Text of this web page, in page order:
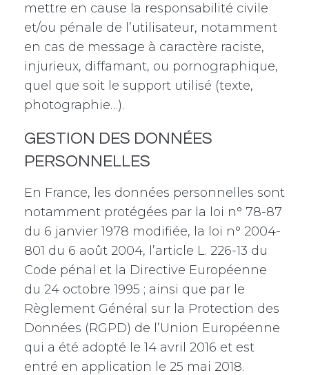
mettre en cause la responsabilité civile
et/ou pénale de l’utilisateur, notamment
en cas de message à caractère raciste,
injurieux, diffamant, ou pornographique,
quel que soit le support utilisé (texte,
photographie…).
GESTION DES DONNÉES
PERSONNELLES
En France, les données personnelles sont
notamment protégées par la loi n° 78-87
du 6 janvier 1978 modifiée, la loi n° 2004-
801 du 6 août 2004, l’article L. 226-13 du
Code pénal et la Directive Européenne
du 24 octobre 1995 ; ainsi que par le
Règlement Général sur la Protection des
Données (RGPD) de l’Union Européenne
qui a été adopté le 14 avril 2016 et est
entré en application le 25 mai 2018.